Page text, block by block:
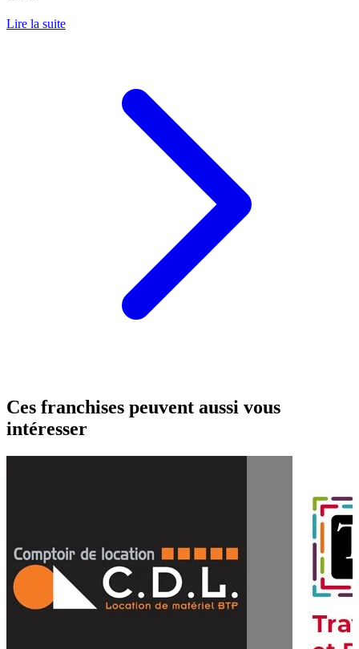
Lire la suite
Ces franchises peuvent aussi vous
intéresser